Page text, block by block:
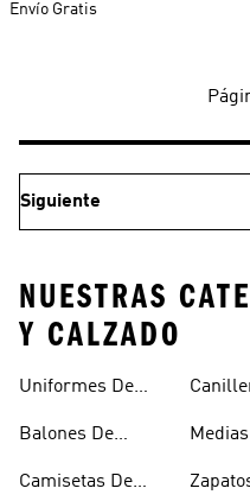
Envío Gratis
Siguiente
NUESTRAS
Y CALZADO
Uniformes De
Balones De
Camisetas De